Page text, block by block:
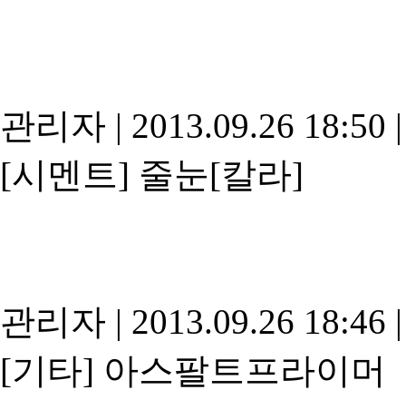
관리자 | 2013.09.26 18:50 |
[시멘트] 줄눈[칼라]
관리자 | 2013.09.26 18:46 |
[기타] 아스팔트프라이머